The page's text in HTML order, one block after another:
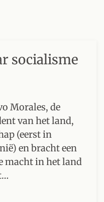
socialisme
Morales, de
van het land,
(eerst in
en bracht een
macht in het land